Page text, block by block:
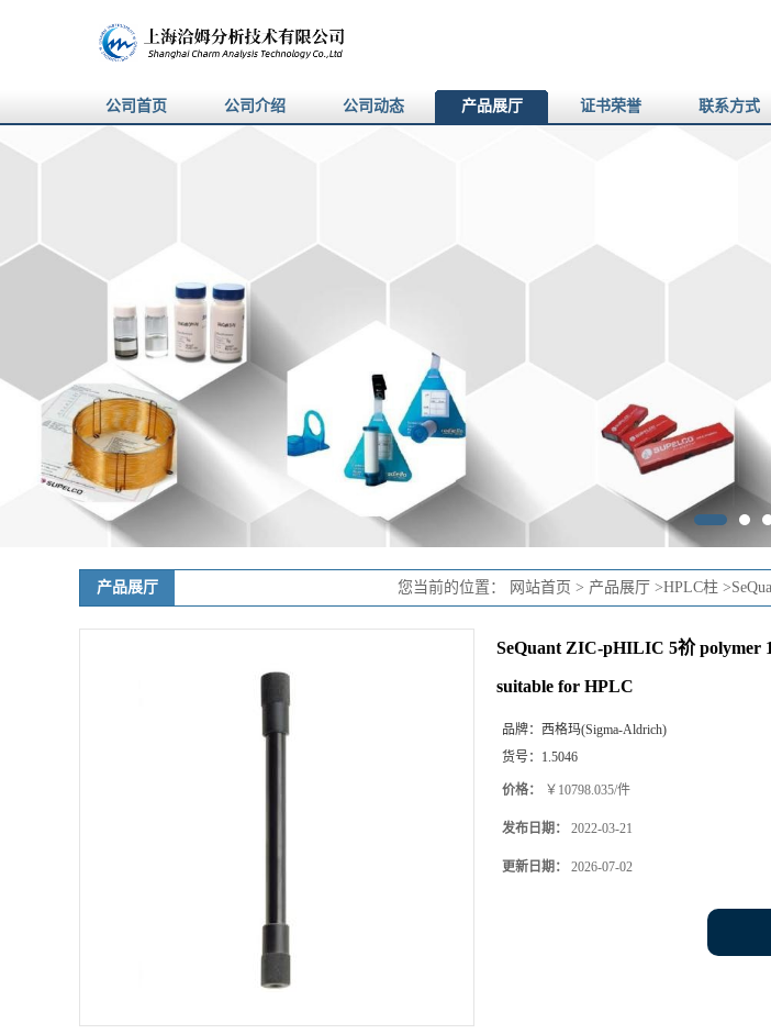
公司首页 公司介绍 公司动态 产品展厅 证书荣誉 联系方式
产品展厅 您当前的位置： 网站首页 > 产品展厅 >HPLC柱 >
SeQuant ZIC-pHILIC 5祄 polymer
suitable for HPLC
品牌： 西格玛(Sigma-Aldrich)
货号： 1.5046
价格： ￥10798.035/件
发布日期： 2022-03-21
更新日期： 2026-07-02